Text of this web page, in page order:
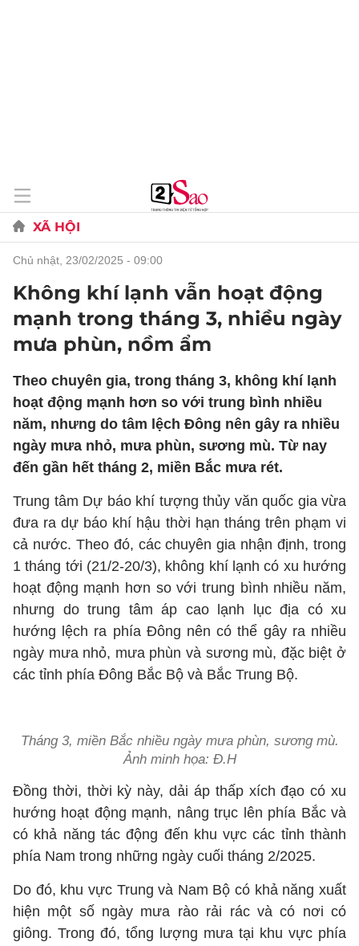
XÃ HỘI
chủ nhật, 23/02/2025 - 09:00
Không khí lạnh vẫn hoạt động
mạnh trong tháng 3, nhiều ngày
mưa phùn, nồm ẩm
Theo chuyên gia, trong tháng 3, không khí lạnh
hoạt động mạnh hơn so với trung bình nhiều
năm, nhưng do tâm lệch Đông nên gây ra nhiều
ngày mưa nhỏ, mưa phùn, sương mù. Từ nay
đến gần hết tháng 2, miền Bắc mưa rét.
Trung tâm Dự báo khí tượng thủy văn quốc gia vừa
đưa ra dự báo khí hậu thời hạn tháng trên phạm vi
cả nước. Theo đó, các chuyên gia nhận định, trong
1 tháng tới (21/2-20/3), không khí lạnh có xu hướng
hoạt động mạnh hơn so với trung bình nhiều năm,
nhưng do trung tâm áp cao lạnh lục địa có xu
hướng lệch ra phía Đông nên có thể gây ra nhiều
ngày mưa nhỏ, mưa phùn và sương mù, đặc biệt ở
các tỉnh phía Đông Bắc Bộ và Bắc Trung Bộ.
Tháng 3, miền Bắc nhiều ngày mưa phùn, sương mù.
Ảnh minh họa: Đ.H
Đồng thời, thời kỳ này, dải áp thấp xích đạo có xu
hướng hoạt động mạnh, nâng trục lên phía Bắc và
có khả năng tác động đến khu vực các tỉnh thành
phía Nam trong những ngày cuối tháng 2/2025.
Do đó, khu vực Trung và Nam Bộ có khả năng xuất
hiện một số ngày mưa rào rải rác và có nơi có
giông. Trong đó, tổng lượng mưa tại khu vực phía